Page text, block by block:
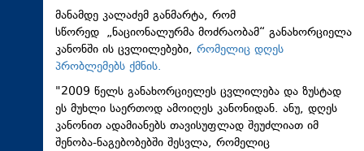
მანამდე კალაძემ განმარტა, რომ
სწორედ „ნაციონალურმა მოძრაობამ“ განახორციელა
კანონში ის ცვლილებები, რომელიც დღეს
პრობლემებს ქმნის.
"2009 წელს განახორციელეს ცვლილება და ზუსტად
ეს მუხლი საერთოდ ამოიღეს კანონიდან. ანუ, დღეს
კანონით ადამიანებს თავისუფლად შეუძლიათ იმ
შენობა-ნაგებობებში შესვლა, რომელიც